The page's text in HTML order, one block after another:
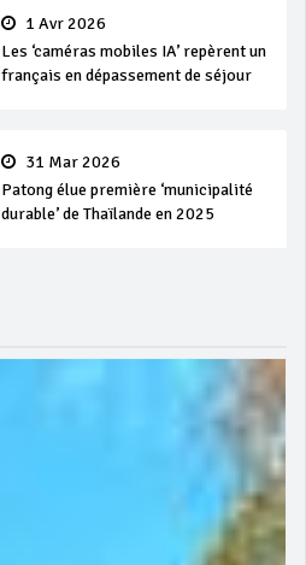
1 Avr 2026
Les ‘caméras mobiles IA’ repèrent un
français en dépassement de séjour
31 Mar 2026
Patong élue première ‘municipalité
durable’ de Thaïlande en 2025